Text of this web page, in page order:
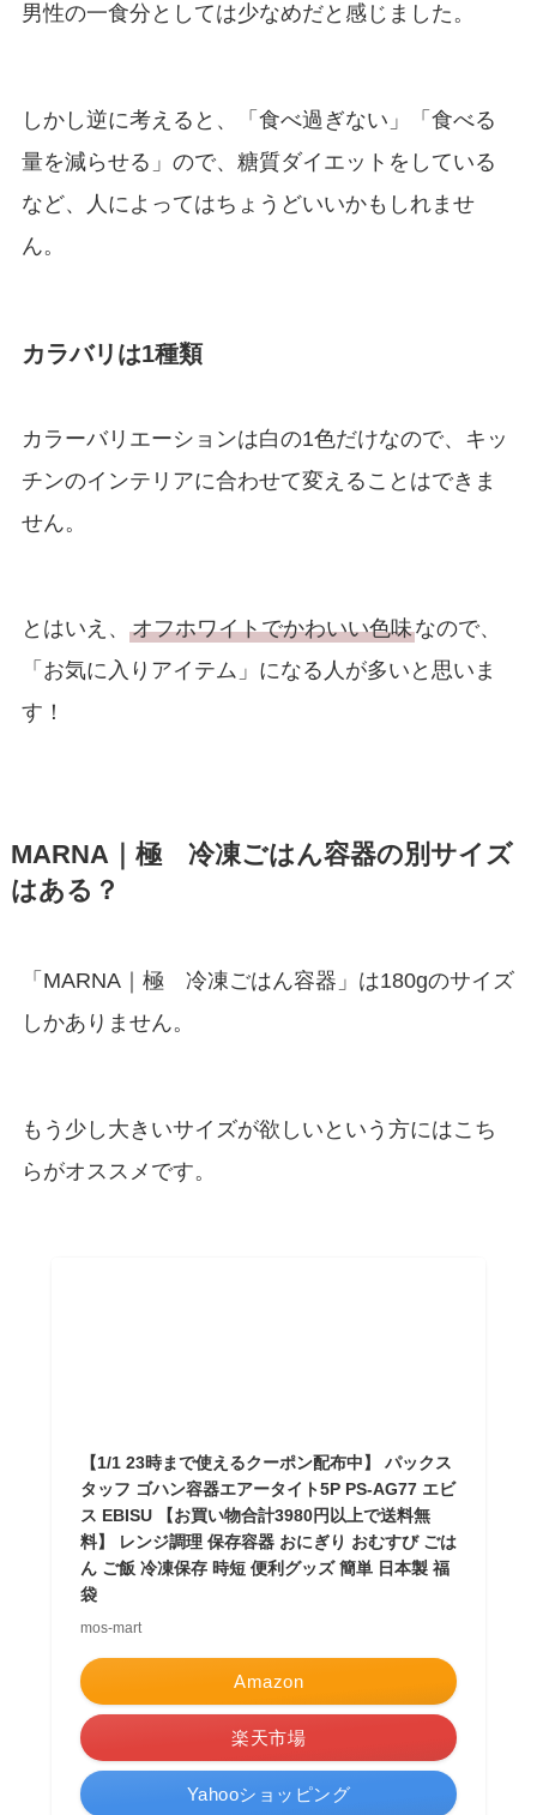
男性の一食分としては少なめだと感じました。
しかし逆に考えると、「食べ過ぎない」「食べる
量を減らせる」ので、糖質ダイエットをしている
など、人によってはちょうどいいかもしれませ
ん。
カラバリは1種類
カラーバリエーションは白の1色だけなので、キッ
チンのインテリアに合わせて変えることはできま
せん。
とはいえ、 オフホワイトでかわいい色味なので、
「お気に入りアイテム」になる人が多いと思いま
す！
MARNA｜極 冷凍ごはん容器の別サイズ
はある？
「MARNA｜極 冷凍ごはん容器」は180gのサイズ
しかありません。
もう少し大きいサイズが欲しいという方にはこち
らがオススメです。
【1/1 23時まで使えるクーポン配布中】 パックス
タッフ ゴハン容器エアータイト5P PS-AG77 エビ
ス EBISU 【お買い物合計3980円以上で送料無
料】 レンジ調理 保存容器 おにぎり おむすび ごは
ん ご飯 冷凍保存 時短 便利グッズ 簡単 日本製 福
袋
mos-mart
Amazon
楽天市場
Yahooショッピング